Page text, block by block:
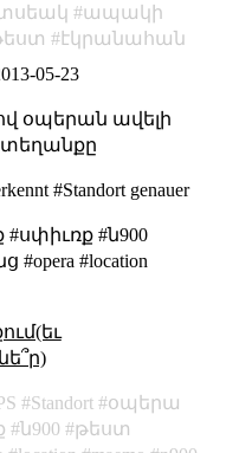
ապակի
էկրանահան
05-23
օպերան ավելի
տեղանքը
#Standort genauer
#ն900
#location
Standort
օպերա
ն900
թեստ